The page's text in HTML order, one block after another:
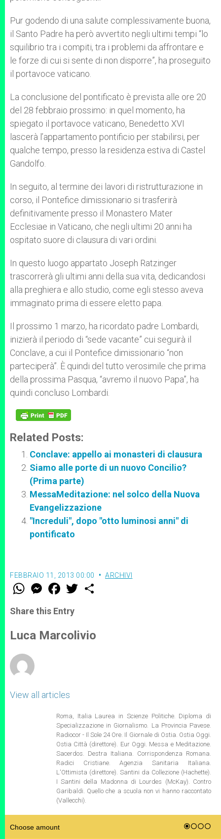
Pur godendo di una salute complessivamente buona,
il Santo Padre ha però avvertito negli ultimi tempi “lo
squilibrio tra i compiti, tra i problemi da affrontare e
le forze di cui si sente di non disporre”, ha proseguito
il portavoce vaticano.
La conclusione del pontificato è prevista alle ore 20
del 28 febbraio prossimo: in quel momento, ha
spiegato il portavoce vaticano, Benedetto XVI
lascerà l’appartamento pontificio per stabilirsi, per
qualche tempo, presso la residenza estiva di Castel
Gandolfo.
In seguito, al termine dei lavori di ristrutturazione in
corso, il Pontefice dimissionario si trasferirà
definitivamente presso il Monastero Mater
Ecclesiae in Vaticano, che negli ultimi 20 anni ha
ospitato suore di clausura di vari ordini.
In questo luogo appartato Joseph Ratzinger
trascorrerà gli ultimi anni della sua vita, dedicandosi
alla preghiera e allo studio, come egli stesso aveva
immaginato prima di essere eletto papa.
Il prossimo 1 marzo, ha ricordato padre Lombardi,
inizierà il periodo di “sede vacante” cui seguirà il
Conclave, a cui il Pontefice dimissionario “non
parteciperà”. È quindi del tutto verosimile che prima
della prossima Pasqua, “avremo il nuovo Papa”, ha
quindi concluso Lombardi.
Related Posts:
Conclave: appello ai monasteri di clausura
Siamo alle porte di un nuovo Concilio?
(Prima parte)
MessaMeditazione: nel solco della Nuova
Evangelizzazione
"Increduli", dopo "otto luminosi anni" di
pontificato
FEBBRAIO 11, 2013 00:00 ARCHIVI
W
t
s
p
p
M
e
s
e
g
e
F
a
e
b
o
k
w
r
Share this Entry
Luca Marcolivio
View all articles
Roma, Italia Laurea in Scienze Politiche. Diploma di
Specializzazione in Giornalismo. La Provincia Pavese.
Radiocor - Il Sole 24 Ore. Il Giornale di Ostia. Ostia Oggi.
Ostia Città (direttore). Eur Oggi. Messa e Meditazione.
Sacerdos. Destra Italiana. Corrispondenza Romana.
Radici Cristiane. Agenzia Sanitaria Italiana.
L'Ottimista (direttore). Santini da Collezione (Hachette).
I Santini della Madonna di Lourdes (McKay). Contro
Garibaldi. Quello che a scuola non vi hanno raccontato
(Vallecchi).